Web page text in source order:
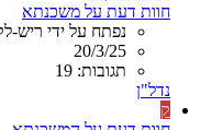
חוות דעת על משכנתא
נפתח על ידי ריש-
20/3/25
תגובות: 19
נדל"ן
ק